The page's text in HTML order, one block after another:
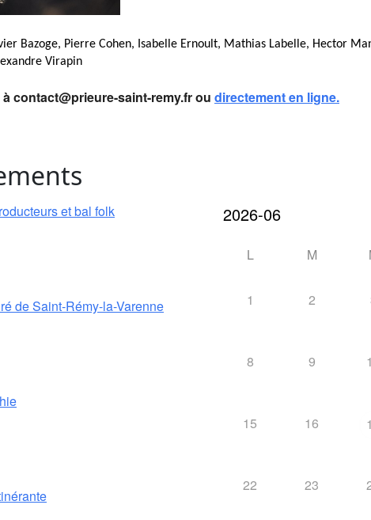
Bazoge, Pierre Cohen, Isabelle Ernoult, Mathias Labelle, Hector
Virapin
contact@prieure-saint-remy.fr ou directement en ligne.
et bal folk
de Saint-Rémy-la-Varenne
L M
1 2
8 9
15 16
22 23